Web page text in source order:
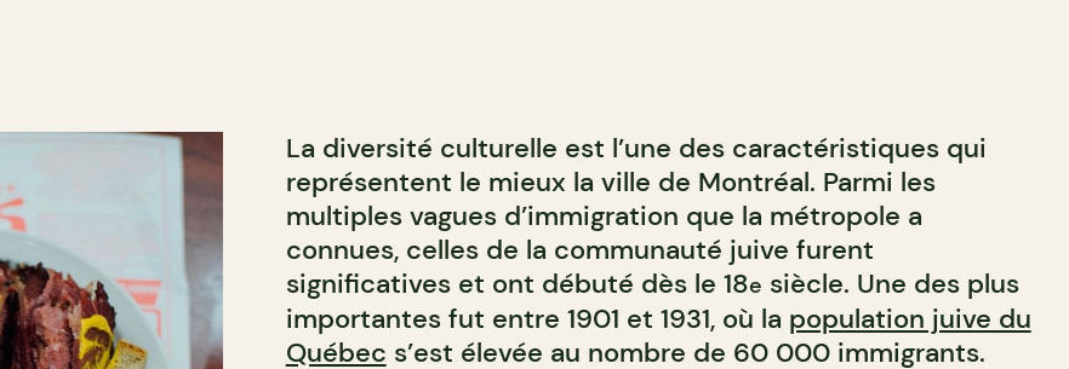
La diversité culturelle est l’une des caractéristiques qui
représentent le mieux la ville de Montréal. Parmi les
multiples vagues d’immigration que la métropole a
connues, celles de la communauté juive furent
significatives et ont débuté dès le 18e siècle. Une des plus
importantes fut entre 1901 et 1931, où la population juive du
Québec s’est élevée au nombre de 60 000 immigrants.